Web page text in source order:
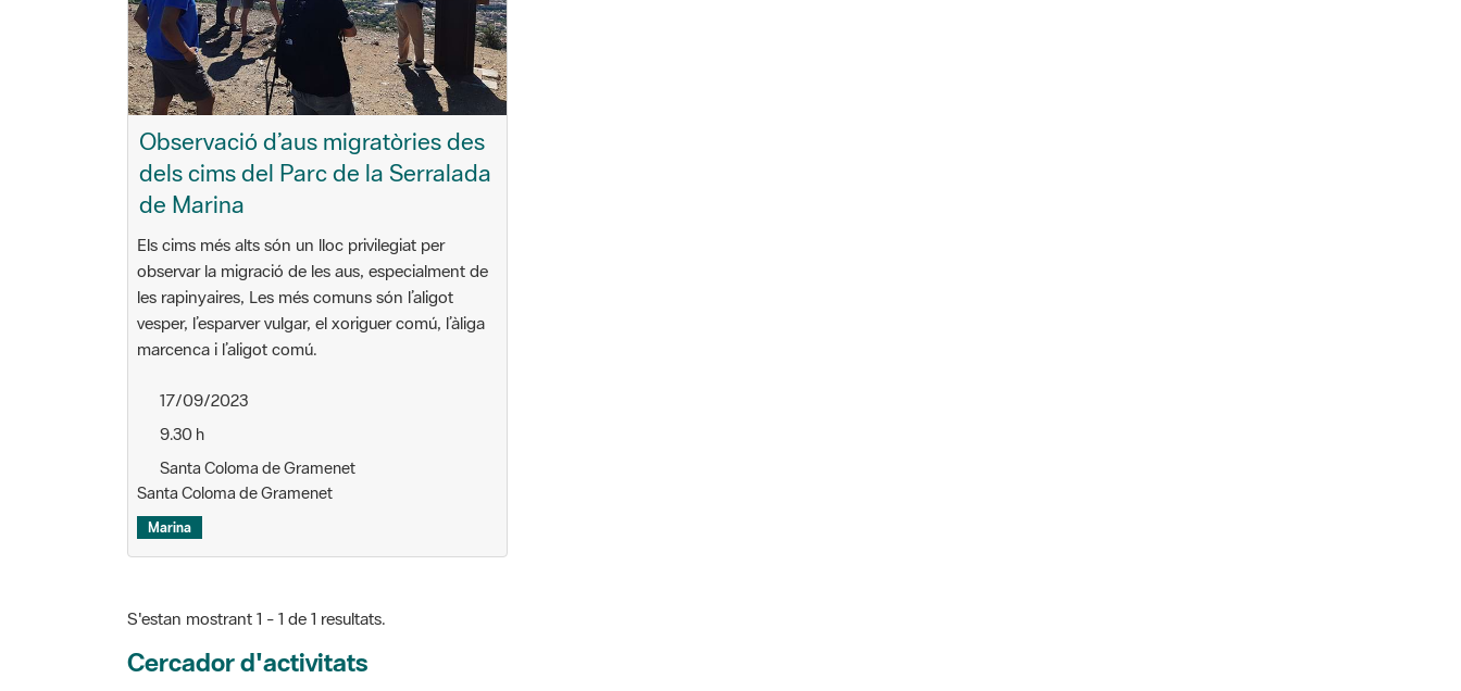
Observació d’aus migratòries des
dels cims del Parc de la Serralada
de Marina
Els cims més alts són un lloc privilegiat per
observar la migració de les aus, especialment de
les rapinyaires, Les més comuns són l’aligot
vesper, l’esparver vulgar, el xoriguer comú, l’àliga
marcenca i l’aligot comú.
17/09/2023
9.30 h
Santa Coloma de Gramenet
Santa Coloma de Gramenet
Marina
S'estan mostrant 1 - 1 de 1 resultats.
Cercador d'activitats